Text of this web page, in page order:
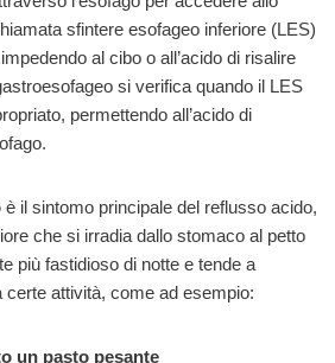
sfintere esofageo inferiore (LES)
al cibo o all’acido di risalire
si verifica quando il LES
permettendo all’acido di
è il sintomo principale del reflusso acido,
che si irradia dallo stomaco al petto
più fastidioso di notte e tende a
attività, come ad esempio:
un pasto pesante